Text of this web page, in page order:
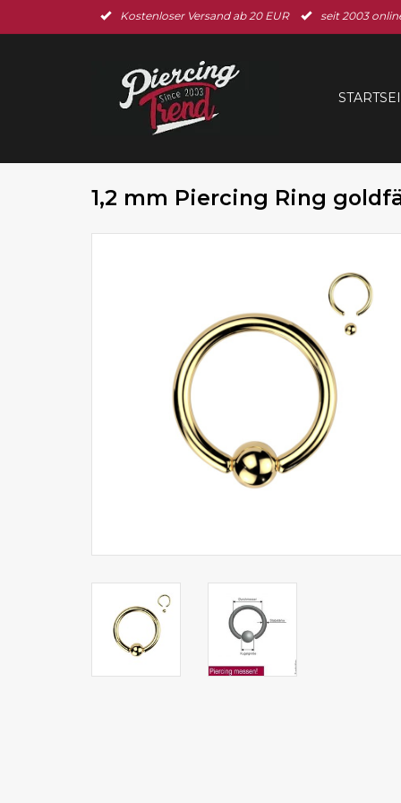
Kostenloser Versand ab 20 EUR seit 2003
1,2 mm Piercing Ring